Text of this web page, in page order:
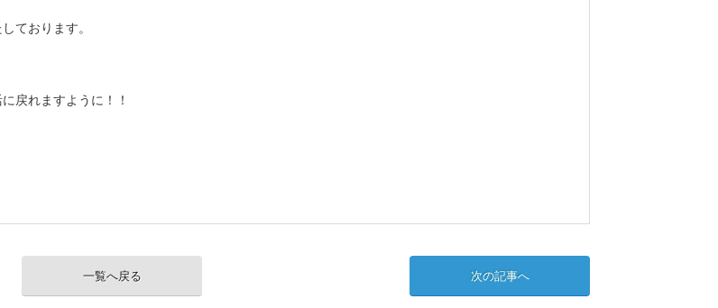
ております。
戻れますように！！
次の記事へ
一覧へ戻る